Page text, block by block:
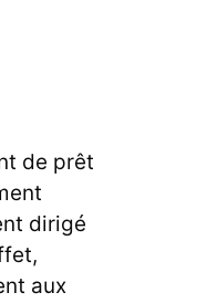
de prêt
dirigé
aux